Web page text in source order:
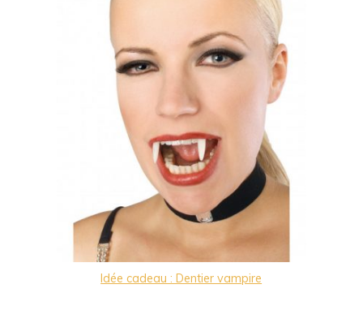
Idée cadeau : Dentier vampire